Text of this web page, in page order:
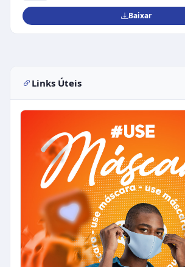
Baixar
Links Úteis